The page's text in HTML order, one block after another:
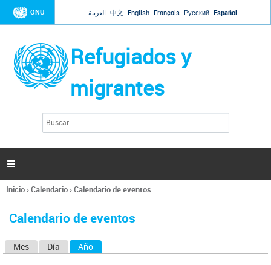
Jump to navigation
ONU العربية 中文 English Français Русский Español
Refugiados y
migrantes
l
s

Se
usted
Inicio›Calendario›Calendario de eventos
Calendario de eventos
Mes Día Año